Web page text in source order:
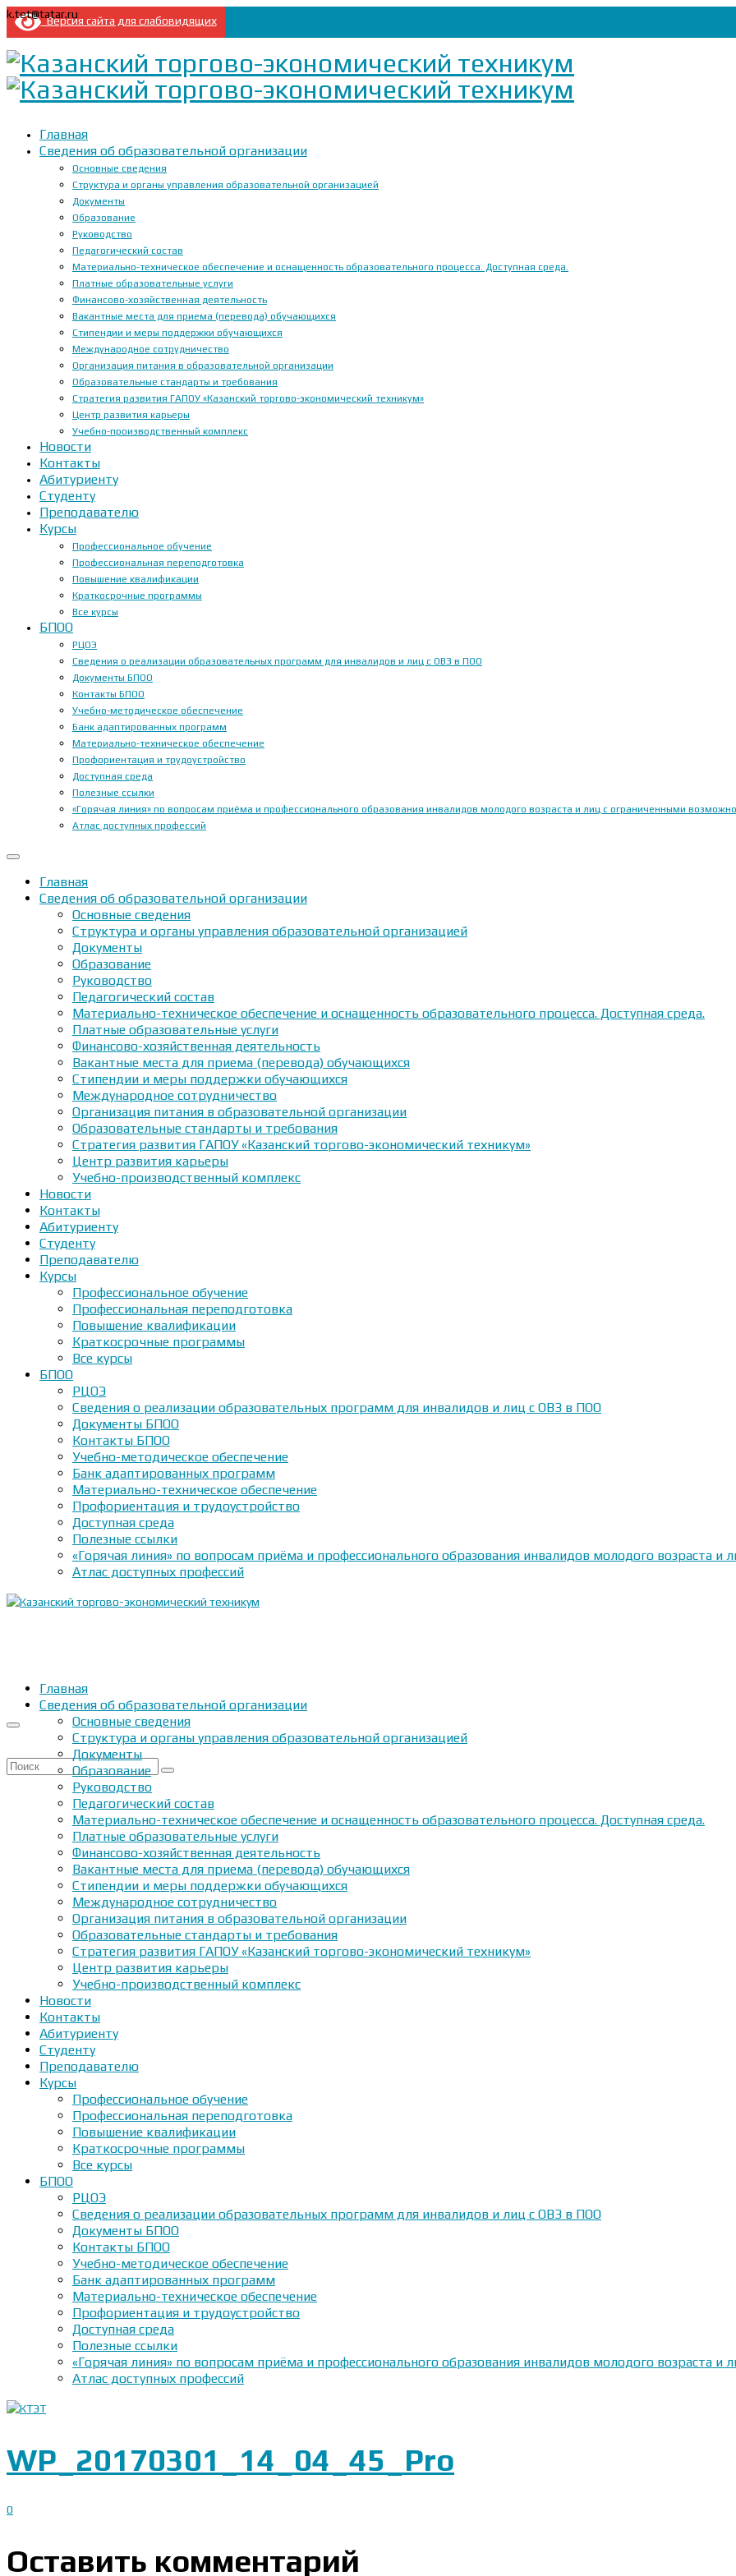
Версия сайта для слабовидящих
k.tet@tatar.ru
Главная
Сведения об образовательной организации
Основные сведения
Структура и органы управления образовательной организацией
Документы
Образование
Руководство
Педагогический состав
Материально-техническое обеспечение и оснащенность образовательного процесса. Доступная среда.
Платные образовательные услуги
Финансово-хозяйственная деятельность
Вакантные места для приема (перевода) обучающихся
Стипендии и меры поддержки обучающихся
Международное сотрудничество
Организация питания в образовательной организации
Образовательные стандарты и требования
Стратегия развития ГАПОУ «Казанский торгово-экономический техникум»
Центр развития карьеры
Учебно-производственный комплекс
Новости
Контакты
Абитуриенту
Студенту
Преподавателю
Курсы
Профессиональное обучение
Профессиональная переподготовка
Повышение квалификации
Краткосрочные программы
Все курсы
БПОО
РЦОЭ
Сведения о реализации образовательных программ для инвалидов и лиц с ОВЗ в ПОО
Документы БПОО
Контакты БПОО
Учебно-методическое обеспечение
Банк адаптированных программ
Материально-техническое обеспечение
Профориентация и трудоустройство
Доступная среда
Полезные ссылки
«Горячая линия» по вопросам приёма и профессионального образования инвалидов молодого возраста и лиц с ограниченными
Атлас доступных профессий
Главная
Сведения об образовательной организации
Основные сведения
Структура и органы управления образовательной организацией
Документы
Образование
Руководство
Педагогический состав
Материально-техническое обеспечение и оснащенность образовательного процесса. Доступная среда.
Платные образовательные услуги
Финансово-хозяйственная деятельность
Вакантные места для приема (перевода) обучающихся
Стипендии и меры поддержки обучающихся
Международное сотрудничество
Организация питания в образовательной организации
Образовательные стандарты и требования
Стратегия развития ГАПОУ «Казанский торгово-экономический техникум»
Центр развития карьеры
Учебно-производственный комплекс
Новости
Контакты
Абитуриенту
Студенту
Преподавателю
Курсы
Профессиональное обучение
Профессиональная переподготовка
Повышение квалификации
Краткосрочные программы
Все курсы
БПОО
РЦОЭ
Сведения о реализации образовательных программ для инвалидов и лиц с ОВЗ в ПОО
Документы БПОО
Контакты БПОО
Учебно-методическое обеспечение
Банк адаптированных программ
Материально-техническое обеспечение
Профориентация и трудоустройство
Доступная среда
Полезные ссылки
«Горячая линия» по вопросам приёма и профессионального образования инвалидов молодого возраста
Атлас доступных профессий
Искать:
Главная
Сведения об образовательной организации
Основные сведения
Структура и органы управления образовательной организацией
Документы
Образование
Руководство
Педагогический состав
Материально-техническое обеспечение и оснащенность образовательного процесса. Доступная среда.
Платные образовательные услуги
Финансово-хозяйственная деятельность
Вакантные места для приема (перевода) обучающихся
Стипендии и меры поддержки обучающихся
Международное сотрудничество
Организация питания в образовательной организации
Образовательные стандарты и требования
Стратегия развития ГАПОУ «Казанский торгово-экономический техникум»
Центр развития карьеры
Учебно-производственный комплекс
Новости
Контакты
Абитуриенту
Студенту
Преподавателю
Курсы
Профессиональное обучение
Профессиональная переподготовка
Повышение квалификации
Краткосрочные программы
Все курсы
БПОО
РЦОЭ
Сведения о реализации образовательных программ для инвалидов и лиц с ОВЗ в ПОО
Документы БПОО
Контакты БПОО
Учебно-методическое обеспечение
Банк адаптированных программ
Материально-техническое обеспечение
Профориентация и трудоустройство
Доступная среда
Полезные ссылки
«Горячая линия» по вопросам приёма и профессионального образования инвалидов молодого возраста
Атлас доступных профессий
WP_20170301_14_04_45_Pro
0
Оставить комментарий